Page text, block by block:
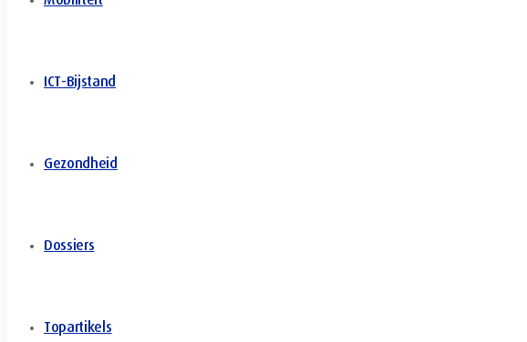
ICT-Bijstand
Gezondheid
Dossiers
Topartikels